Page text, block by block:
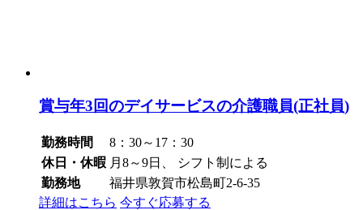
賞与年3回のデイサービスの介護職員(正社員)
勤務時間
8：30～17：30
休日・休暇 月8～9日、 シフト制による
勤務地
福井県敦賀市松島町2-6-35
詳細はこちら 今すぐ応募する